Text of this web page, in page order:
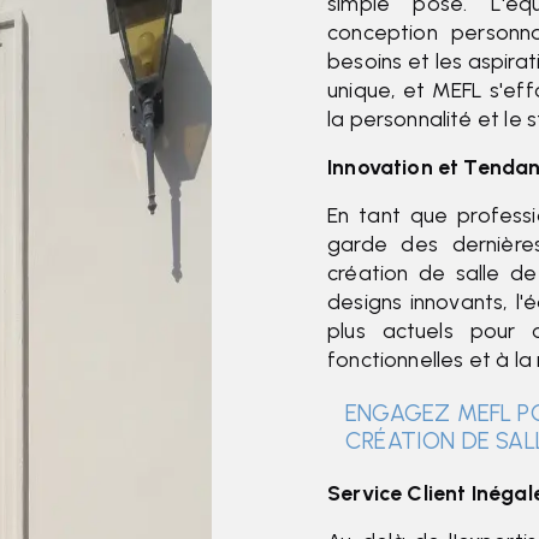
conception
besoins et les
unique, et MEFL
la personnalité et le
Innovation et
En tant que
garde des
création de salle
designs innovants,
plus actuels
fonctionnelles et à la
ENGAGEZ MEFL
CRÉATION DE
Service Client